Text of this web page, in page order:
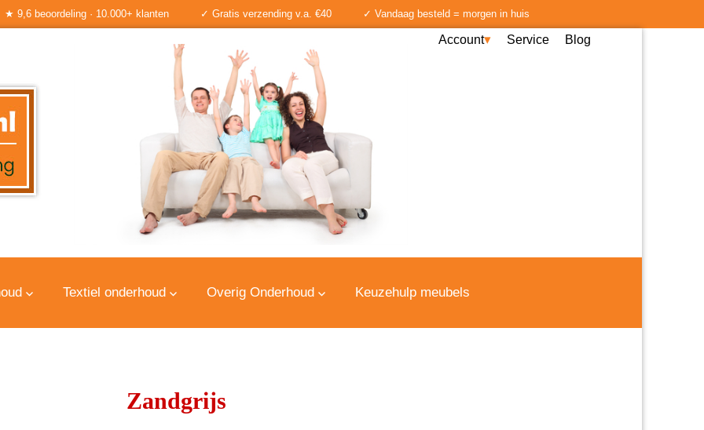
★ 9,6 beoordeling · 10.000+ klanten ✓ Gratis verzending v.a. €40 ✓ Vandaag besteld = morgen in huis
Account Service Blog
Textiel onderhoud Overig Onderhoud Keuzehulp meubels
Zandgrijs